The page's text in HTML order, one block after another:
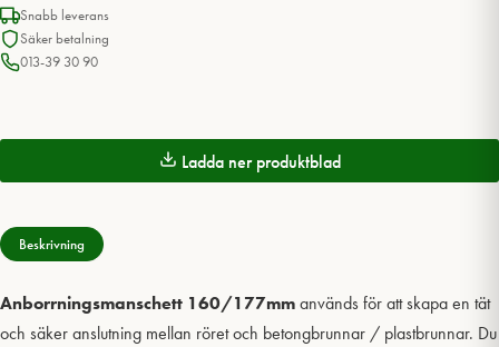
Snabb leverans
Säker betalning
013-39 30 90
Ladda ner produktblad
Beskrivning
Anborrningsmanschett 160/177mmanvänds för att skapa en tät
och säker anslutning mellan röret och betongbrunnar / plastbrunnar. Du